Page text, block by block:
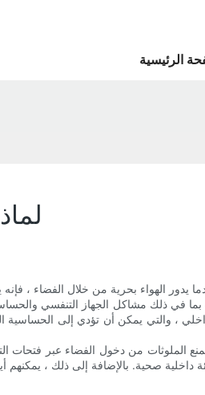
الرئيسية
يدور الهواء بحرية من خلال الفضاء ،
في ذلك مشاكل الجهاز التنفسي
الداخلي ، والتي يمكن أن تؤدي إلى
الملوثات من دخول الفضاء عبر فتحات